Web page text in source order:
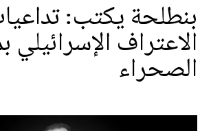
بنطلحة يكتب:
الاعتراف الإسرائيلي
الصحراء